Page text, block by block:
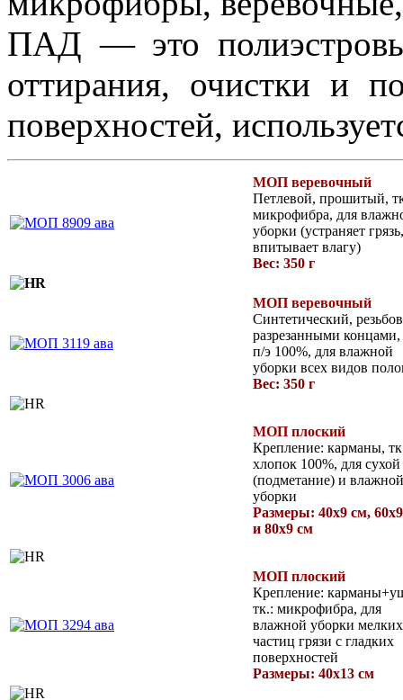
ПАД — это
оттирания, очистки и
поверхностей,
МОП веревочный
Петлевой, прошитый,
микрофибра, для
уборки (устраняет грязь,
впитывает влагу)
Вес: 350 г
МОП веревочный
Синтетический,
разрезанными концами,
п/э 100%, для влажной
уборки всех видов
Вес: 350 г
МОП плоский
Крепление: карманы,
хлопок 100%, для сухой
(подметание) и влажной
уборки
Размеры: 40х9 см,
и 80х9 см
МОП плоский
Крепление:
тк.: микрофибра, для
влажной уборки мелких
частиц грязи с гладких
поверхностей
Размеры: 40х13 см